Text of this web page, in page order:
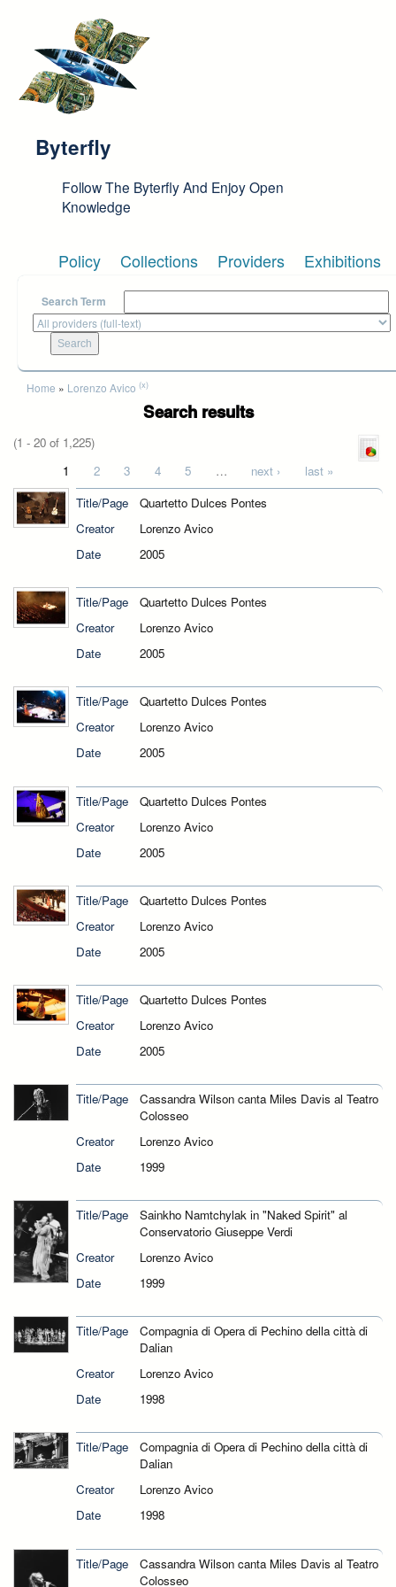
Byterfly
Follow The Byterfly And Enjoy Open
Knowledge
Policy Collections Providers Exhibitions
Search Term
You are here
Home » Lorenzo Avico (x)
Search results
(1 - 20 of 1,225)
1 2 3 4 5 … next ›
last »
Title/Page
Quartetto Dulces Pontes
Creator
Lorenzo Avico
Date
2005
Title/Page
Quartetto Dulces Pontes
Creator
Lorenzo Avico
Date
2005
Title/Page
Quartetto Dulces Pontes
Creator
Lorenzo Avico
Date
2005
Title/Page
Quartetto Dulces Pontes
Creator
Lorenzo Avico
Date
2005
Title/Page
Quartetto Dulces Pontes
Creator
Lorenzo Avico
Date
2005
Title/Page
Quartetto Dulces Pontes
Creator
Lorenzo Avico
Date
2005
Title/Page
Cassandra Wilson canta Miles Davis al Teatro
Colosseo
Creator
Lorenzo Avico
Date
1999
Title/Page
Sainkho Namtchylak in "Naked Spirit" al
Conservatorio Giuseppe Verdi
Creator
Lorenzo Avico
Date
1999
Title/Page
Compagnia di Opera di Pechino della città di
Dalian
Creator
Lorenzo Avico
Date
1998
Title/Page
Compagnia di Opera di Pechino della città di
Dalian
Creator
Lorenzo Avico
Date
1998
Title/Page
Cassandra Wilson canta Miles Davis al Teatro
Colosseo